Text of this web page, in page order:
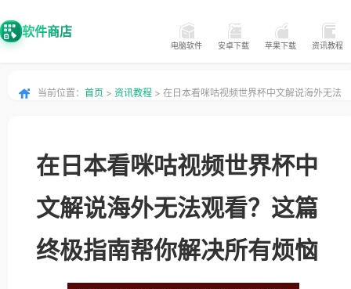
软件商店
电脑软件 安卓下载 苹果下载 资讯教程
当前位置： 首页 > 资讯教程 > 在日本看咪咕视频世界杯中文解说海外无法
在日本看咪咕视频世界杯中
文解说海外无法观看？这篇
终极指南帮你解决所有烦恼